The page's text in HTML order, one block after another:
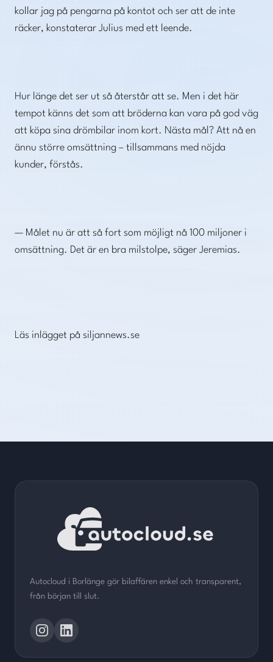
kollar jag på pengarna på kontot och ser att de inte
räcker, konstaterar Julius med ett leende.
Hur länge det ser ut så återstår att se. Men i det här
tempot känns det som att bröderna kan vara på god väg
att köpa sina drömbilar inom kort. Nästa mål? Att nå en
ännu större omsättning – tillsammans med nöjda
kunder, förstås.
— Målet nu är att så fort som möjligt nå 100 miljoner i
omsättning. Det är en bra milstolpe, säger Jeremias.
Läs inlägget på siljannews.se
Autocloud i Borlänge gör bilaffären enkel och transparent,
från början till slut.